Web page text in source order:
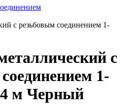
с резьбовым соединением 1-
с
1-
м Черный